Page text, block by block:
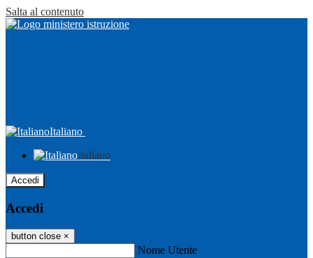
Salta al contenuto
Italiano
Italiano
Accedi
Accedi
button close ×
Nome Utente